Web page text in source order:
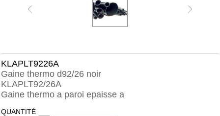
KLAPLT9226A
Gaine thermo d92/26 noir
KLAPLT92/26A
Gaine thermo a paroi epaisse a
QUANTITÉ